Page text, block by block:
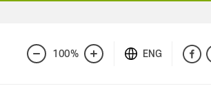
화
100%
화
ENG